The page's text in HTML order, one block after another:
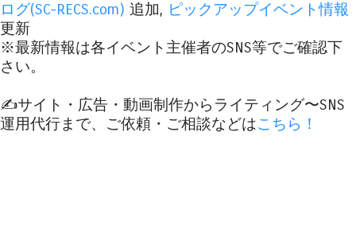
ログ(SC-RECS.com) 追加, ピックアップイベント情報
更新
※最新情報は各イベント主催者のSNS等でご確認下
さい。
✍️サイト・広告・動画制作からライティング〜SNS
運用代行まで、ご依頼・ご相談などはこちら！